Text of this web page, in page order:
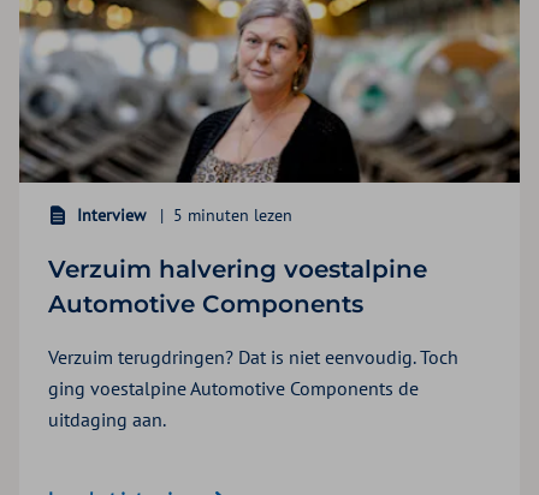
Interview 5 minuten lezen
Verzuim halvering voestalpine
Automotive Components
Verzuim terugdringen? Dat is niet eenvoudig. Toch
ging voestalpine Automotive Components de
uitdaging aan.